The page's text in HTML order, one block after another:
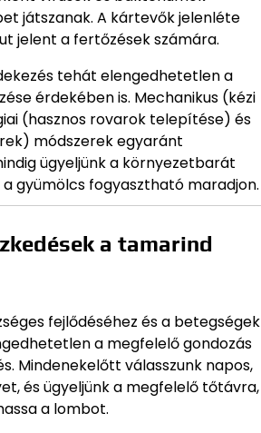
játszanak. A kártevők jelenléte
jelent a fertőzések számára.
tehát elengedhetetlen a
érdekében is. Mechanikus (kézi
(hasznos rovarok telepítése) és
módszerek egyaránt
ügyeljünk a környezetbarát
gyümölcs fogyasztható maradjon.
a tamarind
fejlődéséhez és a betegségek
a megfelelő gondozás
Mindenekelőtt válasszunk napos,
és ügyeljünk a megfelelő tőtávra,
a lombot.